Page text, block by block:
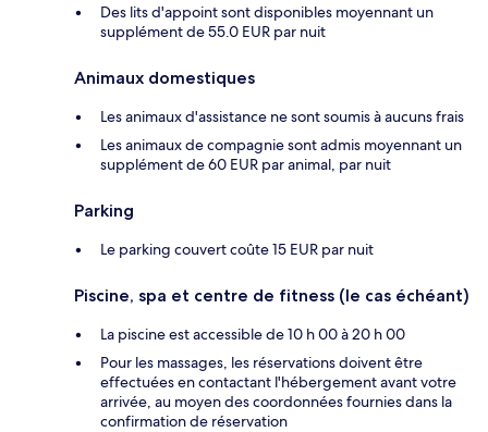
Des lits d'appoint sont disponibles moyennant un
supplément de 55.0 EUR par nuit
Animaux domestiques
Les animaux d'assistance ne sont soumis à aucuns frais
Les animaux de compagnie sont admis moyennant un
supplément de 60 EUR par animal, par nuit
Parking
Le parking couvert coûte 15 EUR par nuit
Piscine, spa et centre de fitness (le cas échéant)
La piscine est accessible de 10 h 00 à 20 h 00
Pour les massages, les réservations doivent être
effectuées en contactant l'hébergement avant votre
arrivée, au moyen des coordonnées fournies dans la
confirmation de réservation